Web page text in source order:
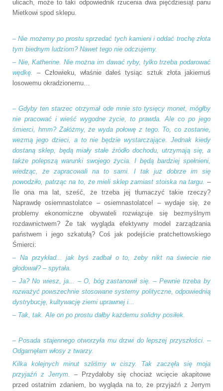
ulicach, może to taki odpowiednik rzucenia dwa pięćdziesiąt panu
Mietkowi spod sklepu.
– Nie możemy po prostu sprzedać tych kamieni i oddać trochę złota
tym biednym ludziom? Nawet tego nie odczujemy.
– Nie, Katherine. Nie można im dawać ryby, tylko trzeba podarować
wędkę.– Człowieku, właśnie dałeś tysiąc sztuk złota jakiemuś
losowemu okradzionemu…
– Gdyby ten starzec otrzymał ode mnie sto tysięcy monet, mógłby
nie pracować i wieść wygodne życie, to prawda. Ale co po jego
śmierci, hmm? Załóżmy, że wyda połowę z tego. To, co zostanie,
wezmą jego dzieci, a to nie będzie wystarczające. Jednak kiedy
dostaną sklep, będą miały stałe źródło dochodu, utrzymają się, a
także polepszą warunki swojego życia. I będą bardziej spełnieni,
wiedząc, że zapracowali na to sami. I tak już dobrze im się
powodziło, patrząc na to, że mieli sklep zamiast stoiska na targu. –
Ile ona ma lat, sześć, że trzeba jej tłumaczyć takie rzeczy?
Naprawdę osiemnastolatce – osiemnastolatce! – wydaje się, że
problemy ekonomiczne obywateli rozwiązuje się bezmyślnym
rozdawnictwem? Że tak wygląda efektywny model zarządzania
państwem i jego szkatułą? Coś jak podejście pratchettowskiego
Śmierci:
– Na przykład... jak byś zadbał o to, żeby nikt na świecie nie
głodował? – spytała.
– Ja? No wiesz, ja... – O, bóg zastanowił się. – Pewnie trzeba by
rozważyć powszechnie stosowane systemy polityczne, odpowiednią
dystrybucję, kultywację ziemi uprawnej i...
– Tak, tak. Ale on po prostu dałby każdemu solidny posiłek.
– Posada stajennego otworzyła mu drzwi do lepszej przyszłości. –
Odgarnęłam włosy z twarzy.
Kilka kolejnych minut szliśmy w ciszy. Tak zaczęła się moja
przyjaźń z Jerrym.
– Przydałoby się chociaż wcięcie akapitowe
przed ostatnim zdaniem, bo wygląda na to, że przyjaźń z Jerrym